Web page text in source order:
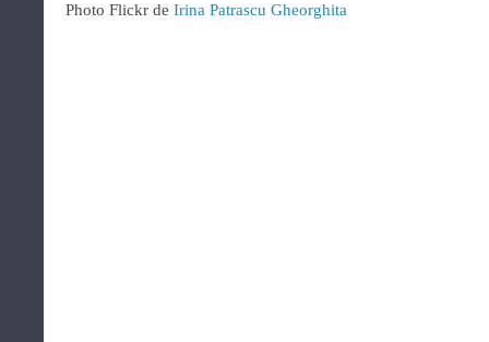
Photo Flickr de Irina Patrascu Gheorghita